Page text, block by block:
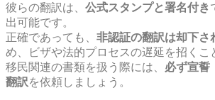
彼らの翻訳は、 公式スタンプと署名付き
出可能です。
正確であっても、 非認証の翻訳は却下さ
め、ビザや法的プロセスの遅延を招くこ
移民関連の書類を扱う際には、 必ず宣誓
翻訳を依頼しましょう。